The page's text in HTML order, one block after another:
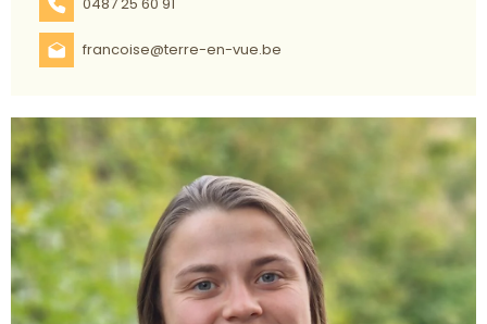
0487 25 60 91
francoise@terre-en-vue.be